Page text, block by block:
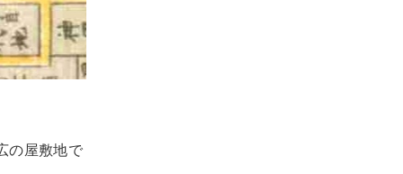
の屋敷地で